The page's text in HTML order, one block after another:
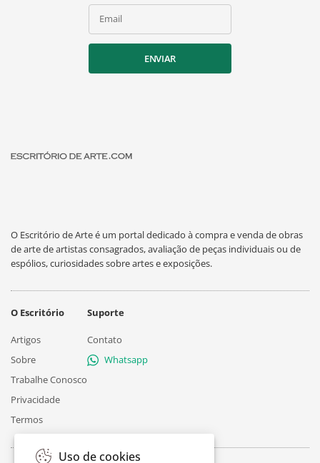
Email
ENVIAR
O Escritório de Arte é um portal dedicado à compra e venda de obras
de arte de artistas consagrados, avaliação de peças individuais ou de
espólios, curiosidades sobre artes e exposições.
O Escritório
Artigos
Sobre
Trabalhe Conosco
Privacidade
Termos
Suporte
Contato
Whatsapp
Uso de cookies